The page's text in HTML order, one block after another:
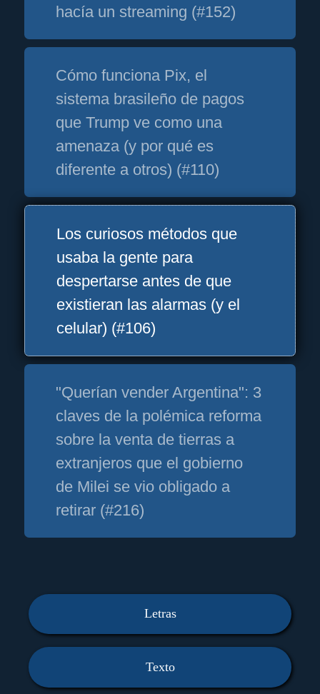
hacía un streaming (#152)
Cómo funciona Pix, el
sistema brasileño de pagos
que Trump ve como una
amenaza (y por qué es
diferente a otros) (#110)
Los curiosos métodos que
usaba la gente para
despertarse antes de que
existieran las alarmas (y el
celular) (#106)
"Querían vender Argentina": 3
claves de la polémica reforma
sobre la venta de tierras a
extranjeros que el gobierno
de Milei se vio obligado a
retirar (#216)
Letras
Texto